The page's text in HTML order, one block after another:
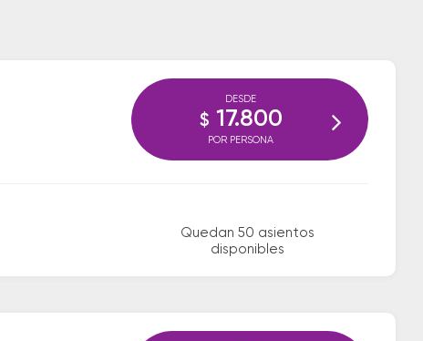
Quedan 50 asientos
disponibles
DESDE
$ 17.800
POR PERSONA